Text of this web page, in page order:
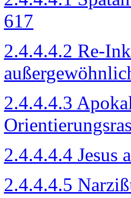
617
2.4.4.4.2 Re-
2.4.4.4.3
2.4.4.4.4 Jesus
2.4.4.4.5